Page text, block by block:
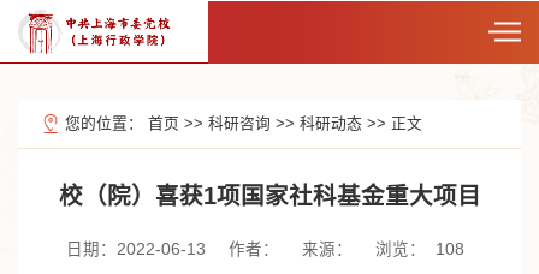
您的位置： 首页 >> 科研咨询 >> 科研动态 >> 正文
校（院）喜获1项国家社科基金重大项目
日期：2022-06-13 作者： 来源： 浏览： 108